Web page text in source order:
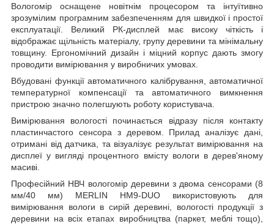
Вологомір оснащене новітнім процесором та інтуїтивно
зрозумілим програмним забезпеченням для швидкої і простої
експлуатації. Великий РК-дисплей має високу чіткість і
відображає щільність матеріалу, групу деревини та мінімальну
товщину. Ергономічний дизайн і міцний корпус дають змогу
проводити вимірювання у виробничих умовах.
Вбудовані функції автоматичного калібрування, автоматичної
температурної компенсації та автоматичного вимкнення
пристрою значно полегшують роботу користувача.
Вимірювання вологості починається відразу після контакту
пластинчастого сенсора з деревом. Прилад аналізує дані,
отримані від датчика, та візуалізує результат вимірювання на
дисплеї у вигляді процентного вмісту вологи в дерев'яному
масиві.
Професійний НВЧ вологомір деревини з двома сенсорами (8
мм/40 мм) MERLIN HM9-DUO використовують для
вимірювання вологи в сирій деревині, вологості продукції з
деревини на всіх етапах виробництва (паркет, меблі тощо),